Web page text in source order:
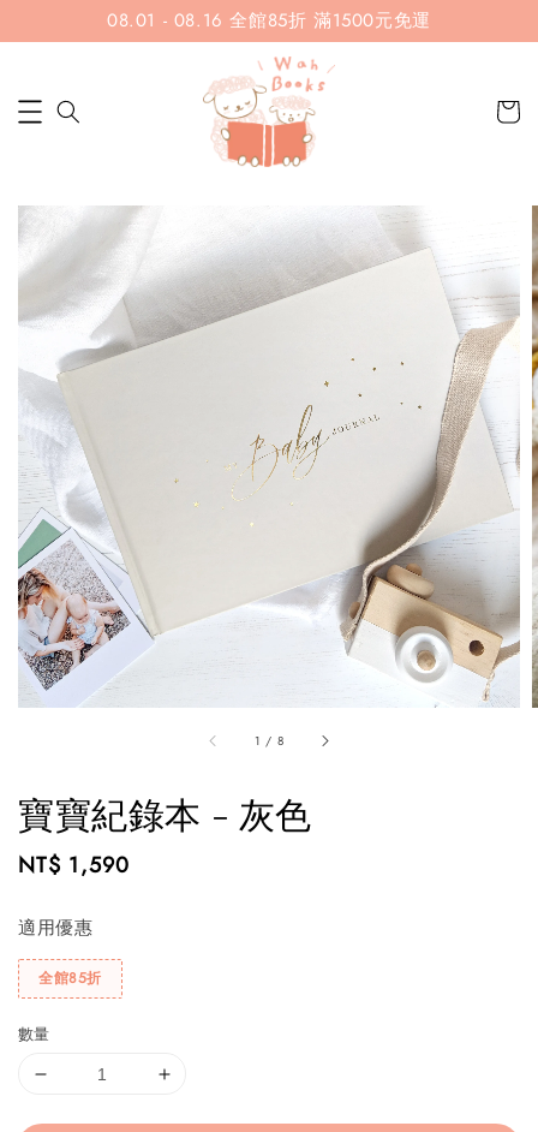
08.01 - 08.16 全館85折 滿1500元免運
1 / 8
寶寶紀錄本 - 灰色
Regular
NT$ 1,590
適用優惠
全館85折
數量